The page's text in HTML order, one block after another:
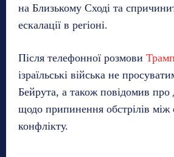
на Близькому Сході та
ескалації в регіоні.
Після телефонної розмови
ізраїльські війська не
Бейрута, а також повідомив про
щодо припинення обстрілів між
конфлікту.